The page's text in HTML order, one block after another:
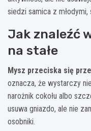
siedzi samica z
Jak znaleźć
na stałe
Mysz przeciska się
oznacza, że wystarczy
narożnik cokołu albo
usuwa gniazdo, ale nie
osobniki.